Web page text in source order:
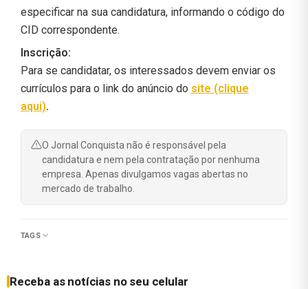
especificar na sua candidatura, informando o código do
CID correspondente.
Inscrição:
Para se candidatar, os interessados devem enviar os
currículos para o link do anúncio do site (clique
aqui).
O Jornal Conquista não é responsável pela
candidatura e nem pela contratação por nenhuma
empresa. Apenas divulgamos vagas abertas no
mercado de trabalho.
TAGS
Receba as notícias no seu celular